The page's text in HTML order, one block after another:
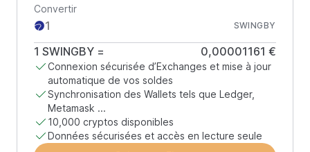
Convertir
SWINGBY
1 SWINGBY = 0,00001161 €
Connexion sécurisée d’Exchanges et mise à jour
automatique de vos soldes
Synchronisation des Wallets tels que Ledger,
Metamask ...
10,000 cryptos disponibles
Données sécurisées et accès en lecture seule